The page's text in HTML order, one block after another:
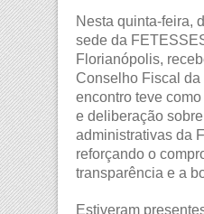
Nesta quinta-feira,
sede da
Florianópolis,
Conselho Fiscal da
encontro teve
e deliberação
administrativas da
reforçando o
transparência e a
Estiveram